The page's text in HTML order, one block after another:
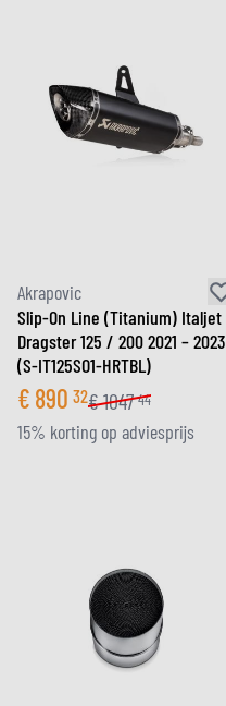
Akrapovic
Slip-On Line (Titanium) Italjet
Dragster 125 / 200 2021 – 2023
(S-IT125SO1-HRTBL)
€ 890 32€1047 44
15% korting op adviesprijs